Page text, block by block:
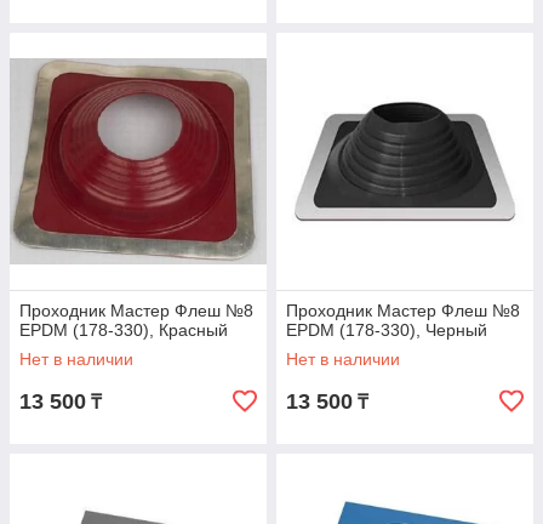
Проходник Мастер Флеш №8
EPDM (178-330), Красный
Нет в наличии
13 500 ₸
Проходник Мастер Флеш №8
EPDM (178-330), Черный
Нет в наличии
13 500 ₸